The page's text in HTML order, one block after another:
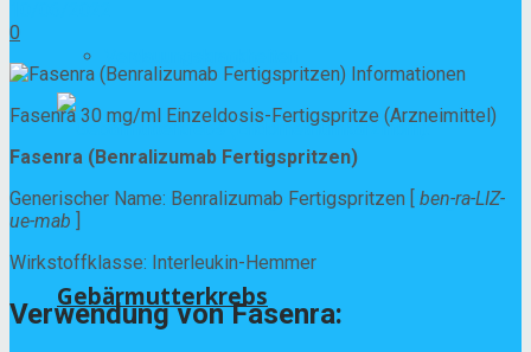
Gebärmutterkrebs
0
Fasenra 30 mg/ml Einzeldosis-Fertigspritze (Arzneimittel)
Fasenra (Benralizumab Fertigspritzen)
Generischer Name: Benralizumab Fertigspritzen [ ben-ra-LIZ-
ue-mab ]
Wirkstoffklasse: Interleukin-Hemmer
Verwendung von Fasenra: